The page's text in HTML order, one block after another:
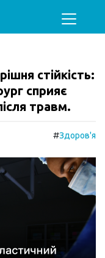
стійкість:
сприяє
травм.
#Здоров'я